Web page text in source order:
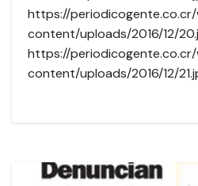
https://
content/uploads/2016/12/
https://
content/uploads/2016/12/